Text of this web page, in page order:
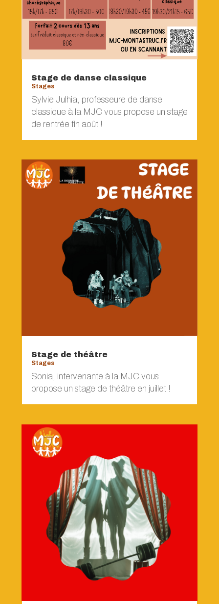
Stage de danse classique
Stages
Sylvie Julhia, professeure de danse
classique à la MJC vous propose un stage
de rentrée fin août !
Stage de théâtre
Stages
Sonia, intervenante à la MJC vous
propose un stage de théâtre en juillet !